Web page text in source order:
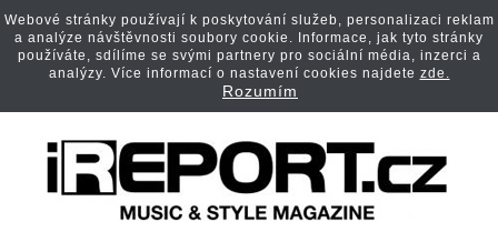
Webové stránky používají k poskytování služeb, personalizaci reklam
a analýze návštěvnosti soubory cookie. Informace, jak tyto stránky
používáte, sdílíme se svými partnery pro sociální média, inzerci a
analýzy. Více informací o nastavení cookies najdete zde.
Rozumím